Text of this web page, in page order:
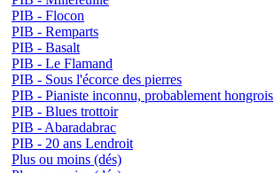
PIB - Flocon
PIB - Remparts
PIB - Basalt
PIB - Le Flamand
PIB - Sous l'écorce des pierres
PIB - Pianiste inconnu, probablement hongrois
PIB - Blues trottoir
PIB - Abaradabrac
PIB - 20 ans Lendroit
Plus ou moins (dés)